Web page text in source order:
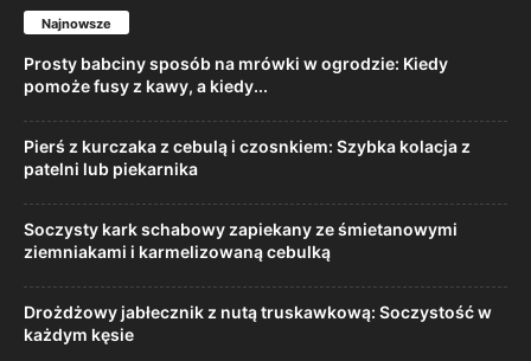
Najnowsze
Prosty babciny sposób na mrówki w ogrodzie: Kiedy
pomoże fusy z kawy, a kiedy...
Pierś z kurczaka z cebulą i czosnkiem: Szybka kolacja z
patelni lub piekarnika
Soczysty kark schabowy zapiekany ze śmietanowymi
ziemniakami i karmelizowaną cebulką
Drożdżowy jabłecznik z nutą truskawkową: Soczystość w
każdym kęsie